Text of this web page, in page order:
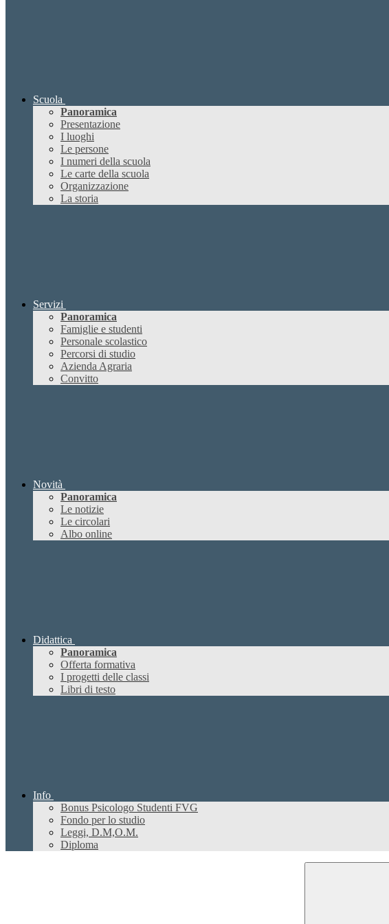
Scuola
Panoramica
Presentazione
I luoghi
Le persone
I numeri della scuola
Le carte della scuola
Organizzazione
La storia
Servizi
Panoramica
Famiglie e studenti
Personale scolastico
Percorsi di studio
Azienda Agraria
Convitto
Novità
Panoramica
Le notizie
Le circolari
Albo online
Didattica
Panoramica
Offerta formativa
I progetti delle classi
Libri di testo
Info
Bonus Psicologo Studenti FVG
Fondo per lo studio
Leggi, D.M,O.M.
Diploma